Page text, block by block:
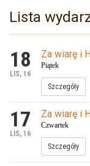
Lista
18
LIS, 16
Za wiarę i
Piątek
Szczegóły
17
LIS, 16
Za wiarę i
Czwartek
Szczegóły